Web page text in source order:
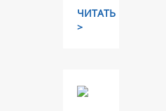
ЧИТАТЬ
>